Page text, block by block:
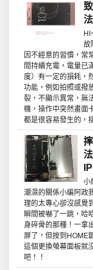
故
因不經意的習慣，常
間持續充電，電量已
度）有一定的損耗，
功能，例如拍照或撥
裂，不顯示異常，無
機，操作中突然畫面
都是很容易發生的，
小
潮濕的關係小編阿政
理的太專心卻沒感覺
瞬間被嚇了一跳，哈
身碎骨的那種！一拿
屏了，但按到HOME
這個更換螢幕面板就
吧！！